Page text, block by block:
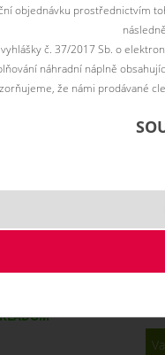
objednávku prostřednictvím
č. 37/2017 Sb. o
náhradní náplně
že námi prodávané